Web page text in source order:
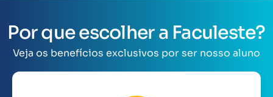
Por que escolher a Faculeste?
Veja os benefícios exclusivos por ser nosso aluno